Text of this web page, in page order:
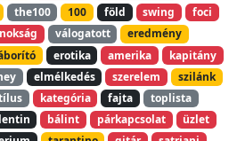
the100 100 föld swing
foci
válogatott
eredmény
erotika amerika
kapitány
elmélkedés szerelem
szilánk
kategória fajta
toplista
bálint párkapcsolat
üzlet